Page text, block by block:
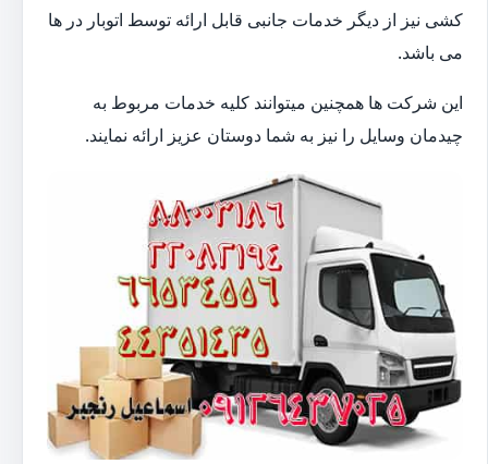
کشی نیز از دیگر خدمات جانبی قابل ارائه توسط اتوبار در ها
می باشد.
این شرکت ها همچنین میتوانند کلیه خدمات مربوط به
چیدمان وسایل را نیز به شما دوستان عزیز ارائه نمایند.